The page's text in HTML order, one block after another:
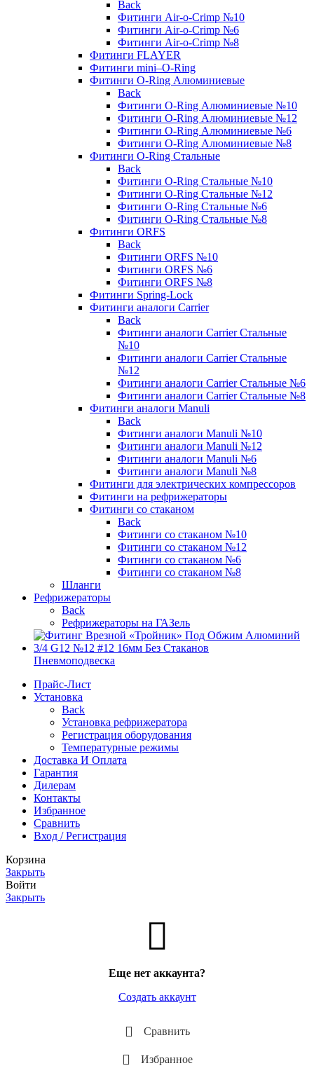
Back
Фитинги Air-o-Crimp №10
Фитинги Air-o-Crimp №6
Фитинги Air-o-Crimp №8
Фитинги FLAYER
Фитинги mini–O-Ring
Фитинги O-Ring Алюминиевые
Back
Фитинги O-Ring Алюминиевые №10
Фитинги O-Ring Алюминиевые №12
Фитинги O-Ring Алюминиевые №6
Фитинги O-Ring Алюминиевые №8
Фитинги O-Ring Стальные
Back
Фитинги O-Ring Стальные №10
Фитинги O-Ring Стальные №12
Фитинги O-Ring Стальные №6
Фитинги O-Ring Стальные №8
Фитинги ORFS
Back
Фитинги ORFS №10
Фитинги ORFS №6
Фитинги ORFS №8
Фитинги Spring-Lock
Фитинги аналоги Carrier
Back
Фитинги аналоги Carrier Стальные
№10
Фитинги аналоги Carrier Стальные
№12
Фитинги аналоги Carrier Стальные №6
Фитинги аналоги Carrier Стальные №8
Фитинги аналоги Manuli
Back
Фитинги аналоги Manuli №10
Фитинги аналоги Manuli №12
Фитинги аналоги Manuli №6
Фитинги аналоги Manuli №8
Фитинги для электрических компрессоров
Фитинги на рефрижераторы
Фитинги со стаканом
Back
Фитинги со стаканом №10
Фитинги со стаканом №12
Фитинги со стаканом №6
Фитинги со стаканом №8
Шланги
Рефрижераторы
Back
Рефрижераторы на ГАЗель
Пневмоподвеска
Прайс-Лист
Установка
Back
Установка рефрижератора
Регистрация оборудования
Температурные режимы
Доставка И Оплата
Гарантия
Дилерам
Контакты
Избранное
Сравнить
Вход / Регистрация
Корзина
Закрыть
Войти
Закрыть
Еще нет аккаунта?
Создать аккаунт
Сравнить
Избранное